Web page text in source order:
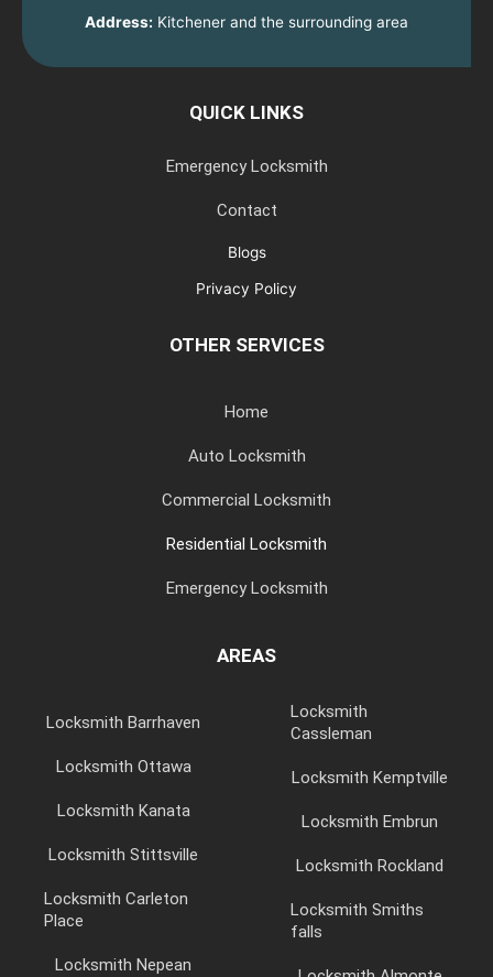
Address: Kitchener and the surrounding area
QUICK LINKS
Emergency Locksmith
Contact
Blogs
Privacy Policy
OTHER SERVICES
Home
Auto Locksmith
Commercial Locksmith
Residential Locksmith
Emergency Locksmith
AREAS
Locksmith Barrhaven
Locksmith Ottawa
Locksmith Kanata
Locksmith Stittsville
Locksmith Carleton
Place
Locksmith Nepean
Locksmith
Cassleman
Locksmith Kemptville
Locksmith Embrun
Locksmith Rockland
Locksmith Smiths
falls